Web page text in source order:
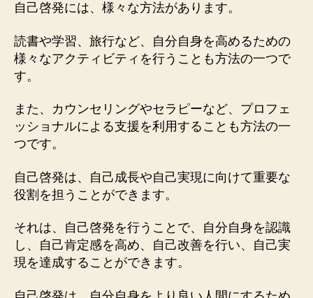
自己啓発には、様々な方法があります。
読書や学習、旅行など、自分自身を高めるための
様々なアクティビティを行うことも方法の一つで
す。
また、カウンセリングやセラピーなど、プロフェ
ッショナルによる支援を利用することも方法の一
つです。
自己啓発は、自己成長や自己実現に向けて重要な
役割を担うことができます。
それは、自己啓発を行うことで、自分自身を認識
し、自己肯定感を高め、自己改善を行い、自己実
現を達成することができます。